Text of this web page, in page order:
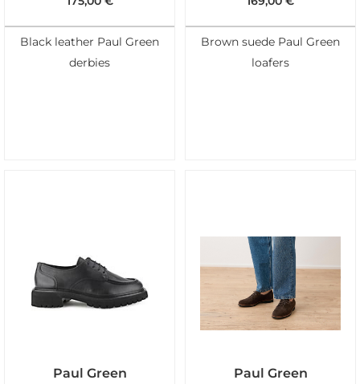
Black leather Paul Green
derbies
Brown suede Paul Green
loafers
Paul Green Paul Green